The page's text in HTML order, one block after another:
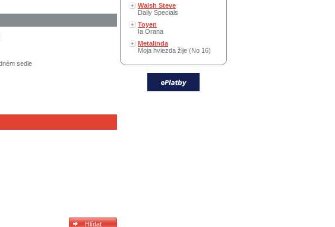
sedle
Walsh Steve
Daily Specials
Toyen
Ia Orana
Metalinda
Moja hviezda žije (No 16)